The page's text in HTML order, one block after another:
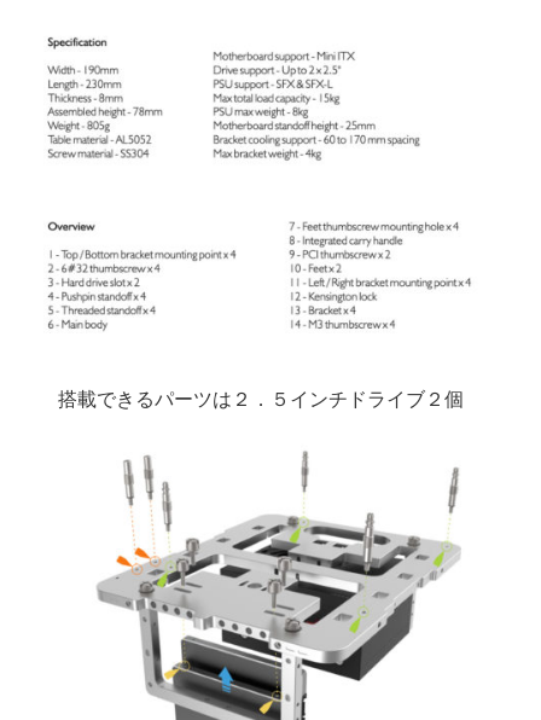
搭載できるパーツは２．５インチドライブ２個